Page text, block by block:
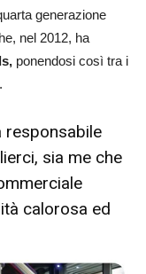
generazione
nel 2012, ha
ponendosi così tra i
responsabile
sia me che
calorosa ed